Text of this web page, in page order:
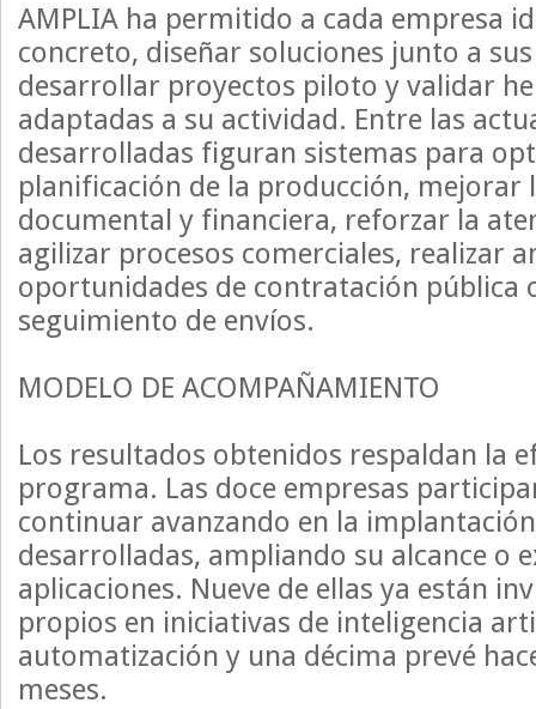
AMPLIA ha permitido a cada empresa
concreto, diseñar soluciones junto a
desarrollar proyectos piloto y validar
adaptadas a su actividad. Entre las
desarrolladas figuran sistemas para
planificación de la producción, mejorar
documental y financiera, reforzar la
agilizar procesos comerciales, realizar
oportunidades de contratación pública
seguimiento de envíos.
MODELO DE ACOMPAÑAMIENTO
Los resultados obtenidos respaldan la
programa. Las doce empresas
continuar avanzando en la
desarrolladas, ampliando su alcance o
aplicaciones. Nueve de ellas ya están
propios en iniciativas de inteligencia
automatización y una décima prevé
meses.